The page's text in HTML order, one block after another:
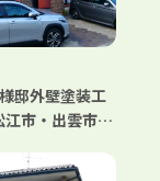
邸外壁塗装工
市・出雲市・
鳥取県米子
じま塗装」